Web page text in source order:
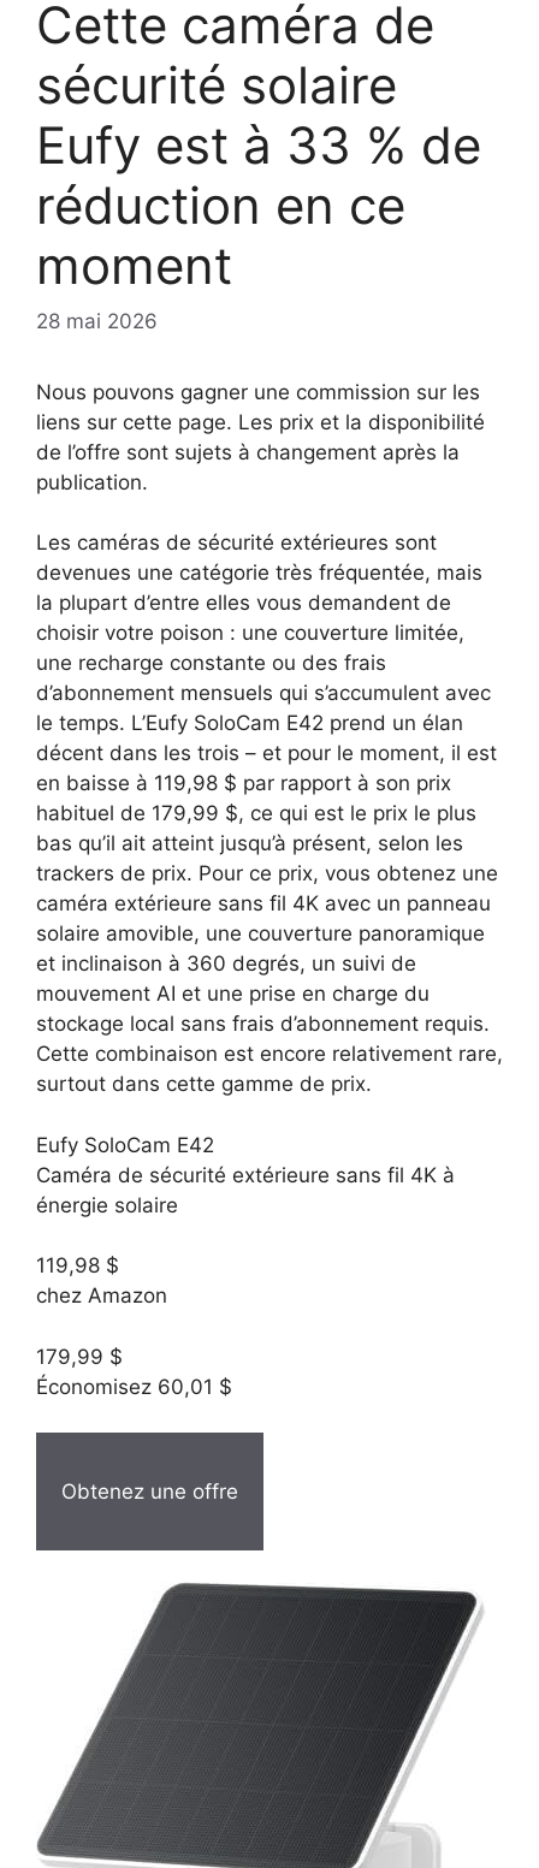
Cette caméra de
sécurité solaire
Eufy est à 33 % de
réduction en ce
moment
28 mai 2026
Nous pouvons gagner une commission sur les
liens sur cette page. Les prix et la disponibilité
de l’offre sont sujets à changement après la
publication.
Les caméras de sécurité extérieures sont
devenues une catégorie très fréquentée, mais
la plupart d’entre elles vous demandent de
choisir votre poison : une couverture limitée,
une recharge constante ou des frais
d’abonnement mensuels qui s’accumulent avec
le temps. L’Eufy SoloCam E42 prend un élan
décent dans les trois – et pour le moment, il est
en baisse à 119,98 $ par rapport à son prix
habituel de 179,99 $, ce qui est le prix le plus
bas qu’il ait atteint jusqu’à présent, selon les
trackers de prix. Pour ce prix, vous obtenez une
caméra extérieure sans fil 4K avec un panneau
solaire amovible, une couverture panoramique
et inclinaison à 360 degrés, un suivi de
mouvement AI et une prise en charge du
stockage local sans frais d’abonnement requis.
Cette combinaison est encore relativement rare,
surtout dans cette gamme de prix.
Eufy SoloCam E42
Caméra de sécurité extérieure sans fil 4K à
énergie solaire
119,98 $
chez Amazon
179,99 $
Économisez 60,01 $
Obtenez une offre